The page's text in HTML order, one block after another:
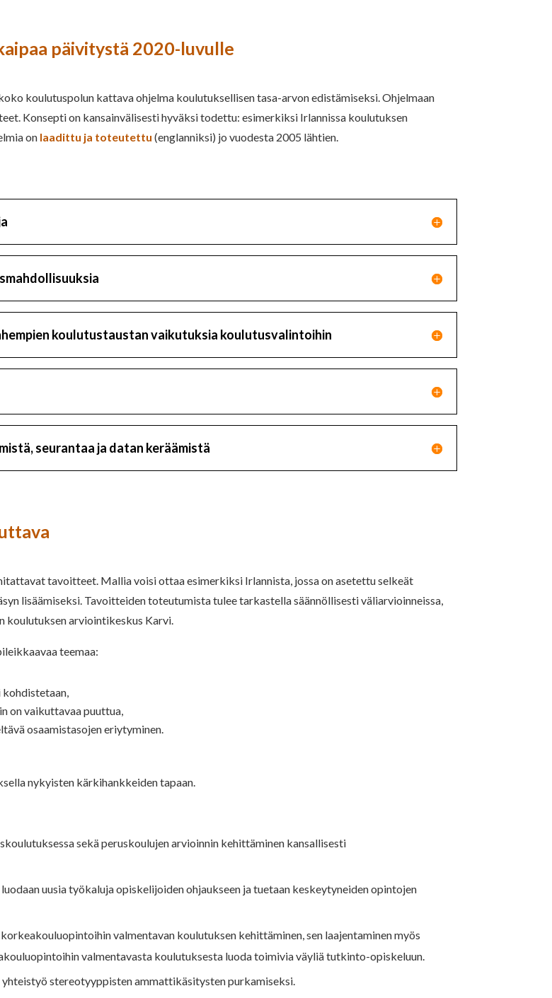
päivitystä 2020-luvulle
koulutuspolun kattava ohjelma koulutuksellisen tasa-arvon edistämiseksi. Ohjelmaan
Konsepti on kansainvälisesti hyväksi todettu: esimerkiksi Irlannissa koulutuksen
on laadittu ja toteutettu (englanniksi) jo vuodesta 2005 lähtien.
koulutustaustan vaikutuksia koulutusvalintoihin
seurantaa ja datan keräämistä
tavoitteet. Mallia voisi ottaa esimerkiksi Irlannista, jossa on asetettu selkeät
lisäämiseksi. Tavoitteiden toteutumista tulee tarkastella säännöllisesti väliarvioinneissa,
arviointikeskus Karvi.
teemaa:
on vaikuttavaa puuttua,
osaamistasojen eriytyminen.
nykyisten kärkihankkeiden tapaan.
sekä peruskoulujen arvioinnin kehittäminen kansallisesti
uusia työkaluja opiskelijoiden ohjaukseen ja tuetaan keskeytyneiden opintojen
valmentavan koulutuksen kehittäminen, sen laajentaminen myös
valmentavasta koulutuksesta luoda toimivia väyliä tutkinto-opiskeluun.
stereotyyppisten ammattikäsitysten purkamiseksi.